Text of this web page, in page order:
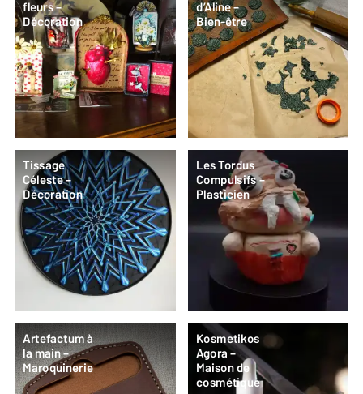
fleurs –
Décoration
d’Aline –
Bien-être
Tissage
Céleste –
Décoration
Les Tordus
Compulsifs –
Plasticien
Artefactum à
la main –
Maroquinerie
Kosmetikos
Agora –
Maison de
cosmétique